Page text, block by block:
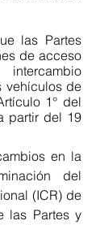
las Partes
de acceso
vehículos de
1° del
partir del 19
en la
del
(ICR) de
las Partes y